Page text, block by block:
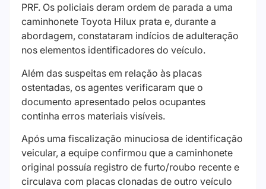
PRF. Os policiais deram ordem de parada a uma
caminhonete Toyota Hilux prata e, durante a
abordagem, constataram indícios de adulteração
nos elementos identificadores do veículo.
Além das suspeitas em relação às placas
ostentadas, os agentes verificaram que o
documento apresentado pelos ocupantes
continha erros materiais visíveis.
Após uma fiscalização minuciosa de identificação
veicular, a equipe confirmou que a caminhonete
original possuía registro de furto/roubo recente e
circulava com placas clonadas de outro veículo